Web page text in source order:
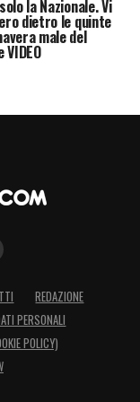
la Nazionale. Vi
dietro le quinte
male del
REDAZIONE
PERSONALI
POLICY)